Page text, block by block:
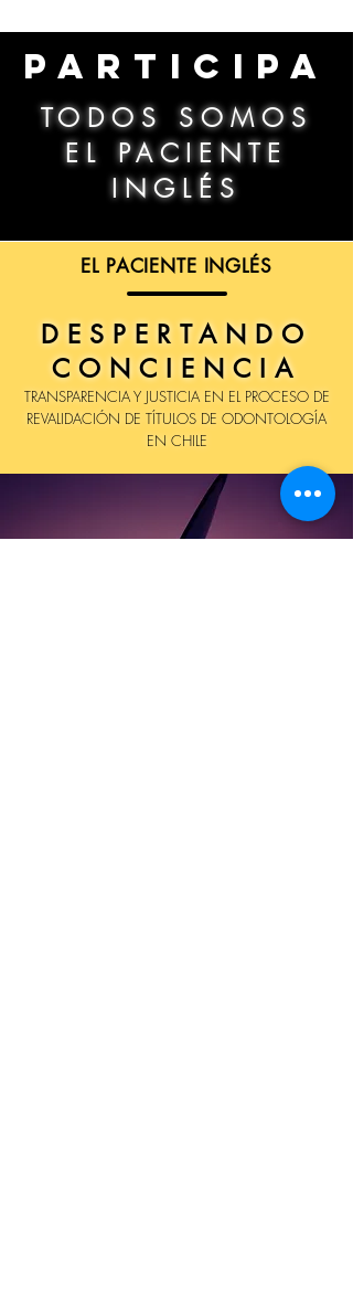
PARTICIPA
TODOS SOMOS
EL PACIENTE
INGLÉS
EL PACIENTE INGLÉS
DESPERTANDO
CONCIENCIA
TRANSPARENCIA Y JUSTICIA EN EL PROCESO DE
REVALIDACIÓN DE TÍTULOS DE ODONTOLOGÍA
EN CHILE